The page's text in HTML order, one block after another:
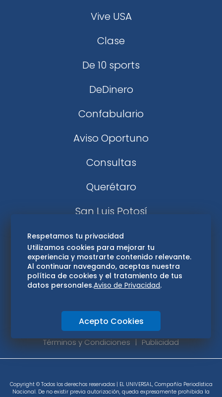
Vive USA
Clase
De 10 sports
DeDinero
Confabulario
Aviso Oportuno
Consultas
Querétaro
San Luis Potosí
Edomex
Consultas
Hidalgo
Oaxaca
Aviso de privacidad
Directorio
Términos y Condiciones
Publicidad
Copyright © Todos los derechos reservados | EL UNIVERSAL, Compañía Periodística
Nacional. De no existir previa autorización, queda expresamente prohibida la
Respetamos tu privacidad
Utilizamos cookies para mejorar tu
experiencia y mostrarte contenido relevante.
Al continuar navegando, aceptas nuestra
política de cookies y el tratamiento de tus
datos personales.Aviso de Privacidad.
Acepto Cookies